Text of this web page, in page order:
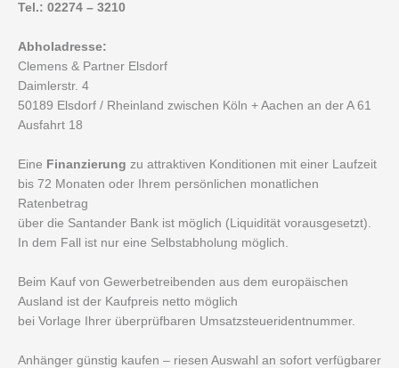
Tel.: 02274 – 3210
Abholadresse:
Clemens & Partner Elsdorf
Daimlerstr. 4
50189 Elsdorf / Rheinland zwischen Köln + Aachen an der A 61
Ausfahrt 18
Eine Finanzierung zu attraktiven Konditionen mit einer Laufzeit
bis 72 Monaten oder Ihrem persönlichen monatlichen
Ratenbetrag
über die Santander Bank ist möglich (Liquidität vorausgesetzt).
In dem Fall ist nur eine Selbstabholung möglich.
Beim Kauf von Gewerbetreibenden aus dem europäischen
Ausland ist der Kaufpreis netto möglich
bei Vorlage Ihrer überprüfbaren Umsatzsteueridentnummer.
Anhänger günstig kaufen – riesen Auswahl an sofort verfügbarer